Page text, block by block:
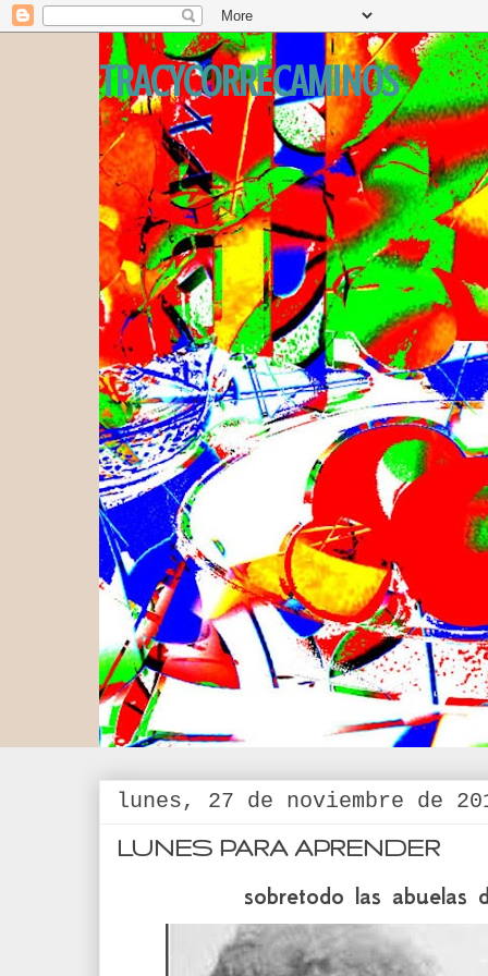
TRACYCORRECAMINOS
lunes, 27 de noviembre de
LUNES PARA APRENDER
sobretodo las abuelas